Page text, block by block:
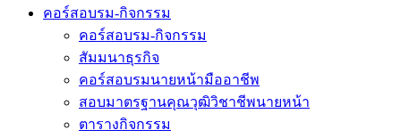
คอร์สอบรม-กิจกรรม
คอร์สอบรม-กิจกรรม
สัมมนาธุรกิจ
คอร์สอบรมนายหน้ามืออาชีพ
สอบมาตรฐานคุณวุฒิวิชาชีพนายหน้า
ตารางกิจกรรม